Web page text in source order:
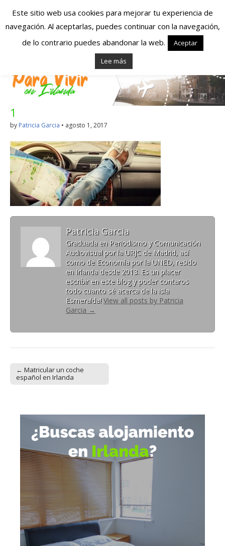
Españoles en
Irlanda – Vivir en
Irlanda – Trabajo
en Irlanda –
Alojamiento en
Irlanda
Blog dedicado a los que viven, estudian y trabajan en
Irlanda!
1
by Patricia Garcia • agosto 1, 2017
Patricia Garcia
Graduada en Periodismo y Comunicación
Audiovisual por la URJC de Madrid, así
como de Economía por la UNED, resido
en Irlanda desde 2013. Es un placer
escribir en este blog y poder contaros
todo cuanto sé acerca de la isla
Esmeralda! View all posts by Patricia
Garcia →
Post navigation
← Matricular un coche
español en Irlanda
Este sitio web usa cookies para mejorar tu experiencia de
navegación. Al aceptarlas, puedes continuar con la navegación,
de lo contrario puedes abandonar la web.
Aceptar
Lee más